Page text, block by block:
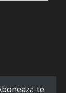
rezervate.
te